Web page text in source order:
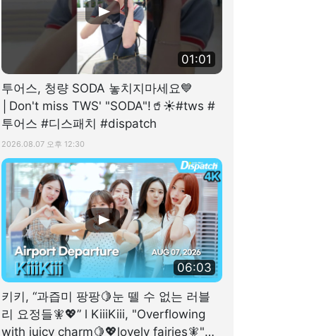
01:01
투어스, 청량 SODA 놓치지마세요💙
│Don't miss TWS' "SODA"!🥤☀️#tws #
투어스 #디스패치 #dispatch
2026.08.07 오후 12:30
06:03
키키, “과즙미 팡팡🍋눈 뗄 수 없는 러블
리 요정들🧚💖” l KiiiKiii, "Overflowing
with juicy charm🍋💖lovely fairies🧚"